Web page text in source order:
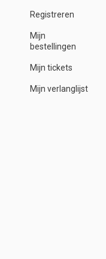
Registreren
Mijn
bestellingen
Mijn tickets
Mijn verlanglijst